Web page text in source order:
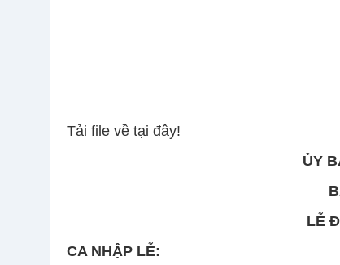
Tải file về tại đây!
ỦY
LỄ
CA NHẬP LỄ: